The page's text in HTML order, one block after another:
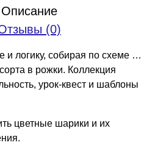
Описание
(0)
и логику, собирая по схеме …
в рожки. Коллекция
урок-квест и шаблоны
цветные шарики и их